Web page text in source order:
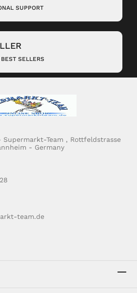
SUPPORT
SELLERS
Supermarkt-Team , Rottfeldstrasse
- Germany
team.de